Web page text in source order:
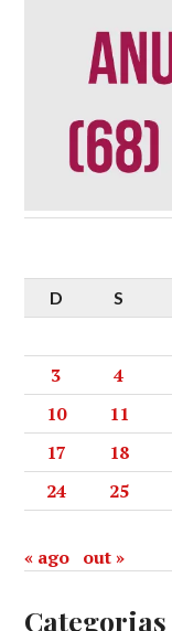
D
S
3
4
10
11
17
18
24
25
« ago out »
Categorias